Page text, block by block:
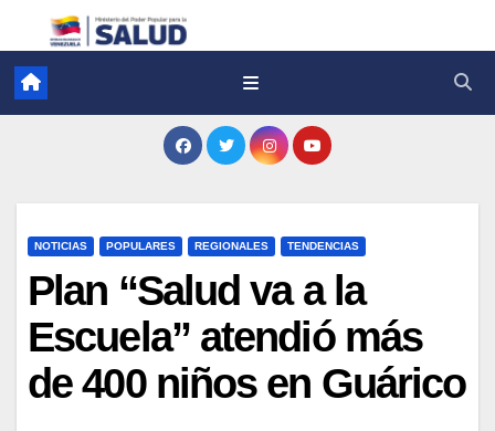
NOTICIAS POPULARES REGIONALES TENDENCIAS
Plan “Salud va a la
Escuela” atendió más
de 400 niños en Guárico